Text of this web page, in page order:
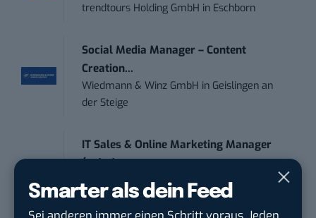
Smarter als dein Feed
Sei anderen immer einen Schritt voraus. Jeden
trendtours Holding GmbH in Eschborn
Social Media Manager – Content
Creation...
Wiedmann & Winz GmbH in Geislingen an
der Steige
IT Sales & Online Marketing Manager
(m/w/...
Instaffo GmbH in Karlsruhe